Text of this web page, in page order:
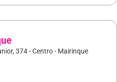
374 - Centro - Mairinque